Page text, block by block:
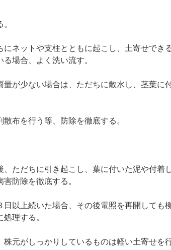
にネットや支柱とともに起こし、土寄せでき
場合、よく洗い流す。
量が少ない場合は、ただちに散水し、茎葉に
布を行う等、防除を徹底する。
、ただちに引き起こし、葉に付いた泥や付着
防除を徹底する。
日以上続いた場合、その後電照を再開しても
理する。
株元がしっかりしているものは軽い土寄せを